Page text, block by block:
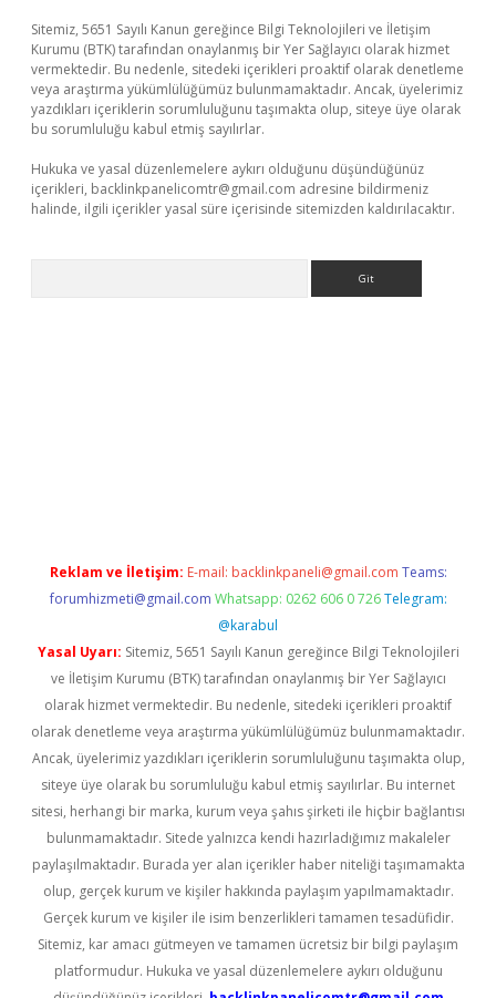
Sitemiz, 5651 Sayılı Kanun gereğince Bilgi Teknolojileri ve İletişim
Kurumu (BTK) tarafından onaylanmış bir Yer Sağlayıcı olarak hizmet
vermektedir. Bu nedenle, sitedeki içerikleri proaktif olarak denetleme
veya araştırma yükümlülüğümüz bulunmamaktadır. Ancak, üyelerimiz
yazdıkları içeriklerin sorumluluğunu taşımakta olup, siteye üye olarak
bu sorumluluğu kabul etmiş sayılırlar.
Hukuka ve yasal düzenlemelere aykırı olduğunu düşündüğünüz
içerikleri, backlinkpanelicomtr@gmail.com adresine bildirmeniz
halinde, ilgili içerikler yasal süre içerisinde sitemizden kaldırılacaktır.
Reklam ve İletişim: E-mail: backlinkpaneli@gmail.com Teams:
forumhizmeti@gmail.com Whatsapp: 0262 606 0 726 Telegram:
@karabul
Yasal Uyarı: Sitemiz, 5651 Sayılı Kanun gereğince Bilgi Teknolojileri
ve İletişim Kurumu (BTK) tarafından onaylanmış bir Yer Sağlayıcı
olarak hizmet vermektedir. Bu nedenle, sitedeki içerikleri proaktif
olarak denetleme veya araştırma yükümlülüğümüz bulunmamaktadır.
Ancak, üyelerimiz yazdıkları içeriklerin sorumluluğunu taşımakta olup,
siteye üye olarak bu sorumluluğu kabul etmiş sayılırlar. Bu internet
sitesi, herhangi bir marka, kurum veya şahıs şirketi ile hiçbir bağlantısı
bulunmamaktadır. Sitede yalnızca kendi hazırladığımız makaleler
paylaşılmaktadır. Burada yer alan içerikler haber niteliği taşımamakta
olup, gerçek kurum ve kişiler hakkında paylaşım yapılmamaktadır.
Gerçek kurum ve kişiler ile isim benzerlikleri tamamen tesadüfidir.
Sitemiz, kar amacı gütmeyen ve tamamen ücretsiz bir bilgi paylaşım
platformudur. Hukuka ve yasal düzenlemelere aykırı olduğunu